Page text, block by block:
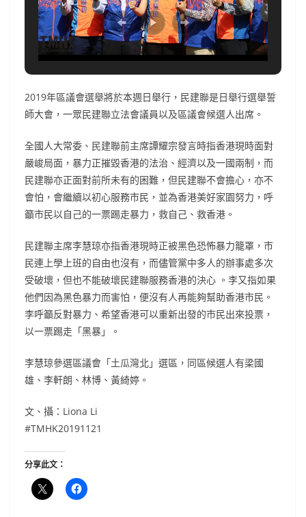
2019年區議會選舉將於本週日舉行，民建聯是日舉行選舉誓
師大會，一眾民建聯立法會議員以及區議會候選人出席。
全國人大常委、民建聯前主席譚耀宗發言時指香港現時面對
嚴峻局面，暴力正摧毀香港的法治、經濟以及一國兩制，而
民建聯亦正面對前所未有的困難，但民建聯不會擔心，亦不
會怕，會繼續以初心服務市民，並為香港美好家園努力，呼
籲市民以自己的一票踢走暴力，救自己、救香港。
民建聯主席李慧琼亦指香港現時正被黑色恐怖暴力籠罩，市
民連上學上班的自由也沒有，而儘管黨中多人的辦事處多次
受破壞，但也不能破壞民建聯服務香港的決心 。李又指如果
他們因為黑色暴力而害怕，便沒有人再能夠幫助香港市民。
李呼籲反對暴力、希望香港可以重新出發的市民出來投票，
以一票踢走「黑暴」。
李慧琼參選區議會「土瓜灣北」選區，同區候選人有梁國
雄、李軒朗、林博、黃綺婷。
文、攝：Liona Li
#TMHK20191121
分享此文：